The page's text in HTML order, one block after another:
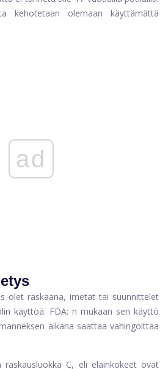
kehotetaan olemaan käyttämättä
ad
olet raskaana, imetät tai suunnittelet
käyttöä. FDA: n mukaan sen käyttö
aikana saattaa vahingoittaa
C, eli eläinkokeet ovat